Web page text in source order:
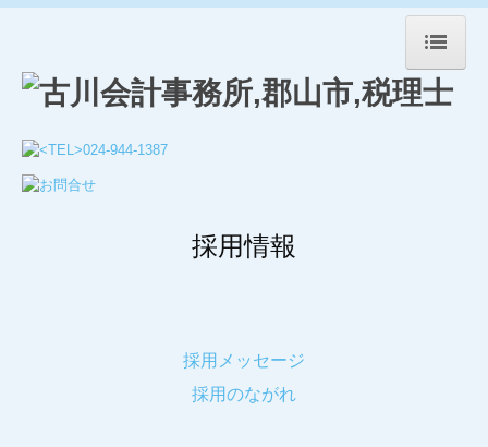
ホーム
事務所紹介
業務案内
採用情報
採用メッセージ
採用のながれ